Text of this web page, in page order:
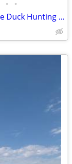
• •
2006 War Eagle 16' Jon Boat - Complete Duck Hunting Rig